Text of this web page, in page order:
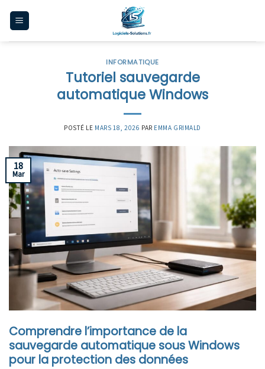
INFORMATIQUE
Tutoriel sauvegarde
automatique Windows
POSTÉ LE MARS 18, 2026 PAR EMMA GRIMALD
18
Mar
Comprendre l’importance de la
sauvegarde automatique sous Windows
pour la protection des données